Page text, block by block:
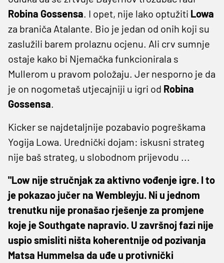
Robina Gossensa. I opet, nije lako optužiti Lowa
za braniča Atalante. Bio je jedan od onih koji su
zaslužili barem prolaznu ocjenu. Ali crv sumnje
ostaje kako bi Njemačka funkcionirala s
Mullerom u pravom položaju. Jer nesporno je da
je on nogometaš utjecajniji u igri od Robina
Gossensa.
Kicker se najdetaljnije pozabavio pogreškama
Yogija Lowa. Urednički dojam: iskusni strateg
nije baš strateg, u slobodnom prijevodu ...
"Low nije stručnjak za aktivno vođenje igre. I to
je pokazao jučer na Wembleyju. Ni u jednom
trenutku nije pronašao rješenje za promjene
koje je Southgate napravio. U završnoj fazi nije
uspio smisliti ništa koherentnije od pozivanja
Matsa Hummelsa da uđe u protivnički